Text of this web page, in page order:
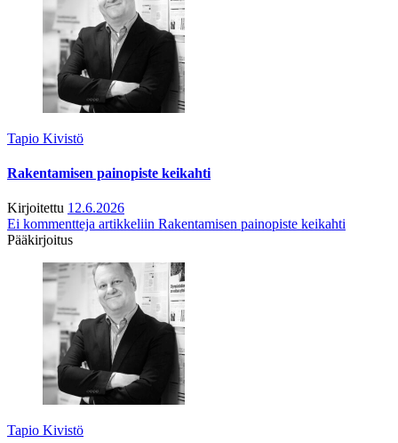
Tapio Kivistö
Rakentamisen painopiste keikahti
Kirjoitettu 12.6.2026
Ei kommentteja artikkeliin Rakentamisen painopiste keikahti
Pääkirjoitus
Tapio Kivistö